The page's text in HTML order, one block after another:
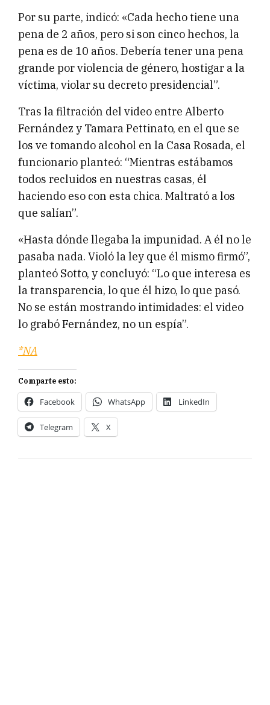
Por su parte, indicó: «Cada hecho tiene una
pena de 2 años, pero si son cinco hechos, la
pena es de 10 años. Debería tener una pena
grande por violencia de género, hostigar a la
víctima, violar su decreto presidencial”.
Tras la filtración del video entre Alberto
Fernández y Tamara Pettinato, en el que se
los ve tomando alcohol en la Casa Rosada, el
funcionario planteó: “Mientras estábamos
todos recluidos en nuestras casas, él
haciendo eso con esta chica. Maltrató a los
que salían”.
«Hasta dónde llegaba la impunidad. A él no le
pasaba nada. Violó la ley que él mismo firmó”,
planteó Sotto, y concluyó: “Lo que interesa es
la transparencia, lo que él hizo, lo que pasó.
No se están mostrando intimidades: el video
lo grabó Fernández, no un espía”.
*NA
Comparte esto:
Facebook WhatsApp LinkedIn
Telegram X